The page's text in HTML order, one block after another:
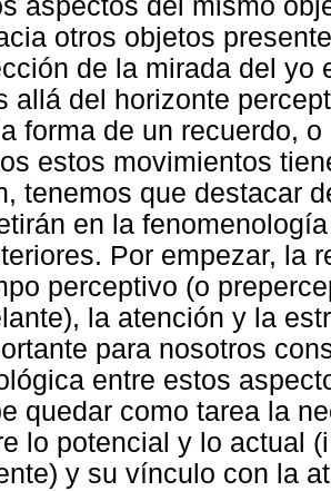
aspectos del mismo
otros objetos
de la mirada del yo
allá del horizonte
forma de un recuerdo,
estos movimientos
tenemos que destacar
en la
Por empezar, la
perceptivo (o
la atención y la
para nosotros
entre estos
quedar como tarea la
lo potencial y lo actual
y su vínculo con la